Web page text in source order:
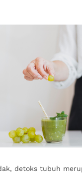
detoks tubuh